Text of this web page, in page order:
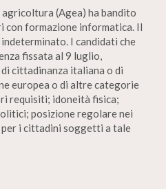
agricoltura (Agea) ha bandito
con formazione informatica. Il
I candidati che
fissata al 9 luglio,
cittadinanza italiana o di
europea o di altre categorie
requisiti; idoneità fisica;
posizione regolare nei
i cittadini soggetti a tale